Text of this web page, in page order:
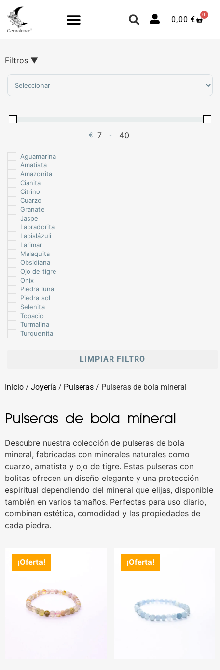
0,00 €
0
Filtros ▼
Sort Products
€ Minimum Price
-Maximum Price
Aguamarina
Amatista
Amazonita
Cianita
Citrino
Cuarzo
Granate
Jaspe
Labradorita
Lapislázuli
Larimar
Malaquita
Obsidiana
Ojo de tigre
Onix
Piedra luna
Piedra sol
Selenita
Topacio
Turmalina
Turquenita
LIMPIAR FILTRO
Inicio / Joyería / Pulseras / Pulseras de bola mineral
Pulseras de bola mineral
Descubre nuestra colección de pulseras de bola
mineral, fabricadas con minerales naturales como
cuarzo, amatista y ojo de tigre. Estas pulseras con
bolitas ofrecen un diseño elegante y una protección
espiritual dependiendo del mineral que elijas, disponible
también en varios tamaños. Perfectas para uso diario,
combinan estética, comodidad y las propiedades de
cada piedra.
¡Oferta! ¡Oferta!